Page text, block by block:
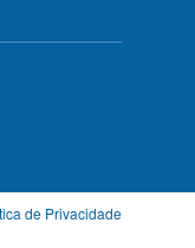
de Privacidade